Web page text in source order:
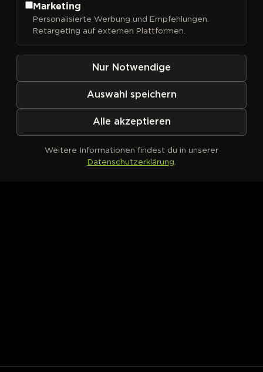
Kein Produkt definiert
Marketing
Personalisierte Werbung und Empfehlungen.
Retargeting auf externen Plattformen.
Nur Notwendige
Auswahl speichern
Alle akzeptieren
Weitere Informationen findest du in unserer
Datenschutzerklärung